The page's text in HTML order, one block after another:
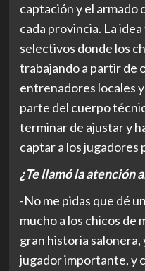
captación y el armado
cada provincia. La
selectivos donde los
trabajando a partir de
entrenadores locales
parte del cuerpo
terminar de ajustar y
captar a los jugadores
¿Te llamó la atención
-No me pidas que dé
mucho a los chicos de
gran historia salonera,
jugador importante, y